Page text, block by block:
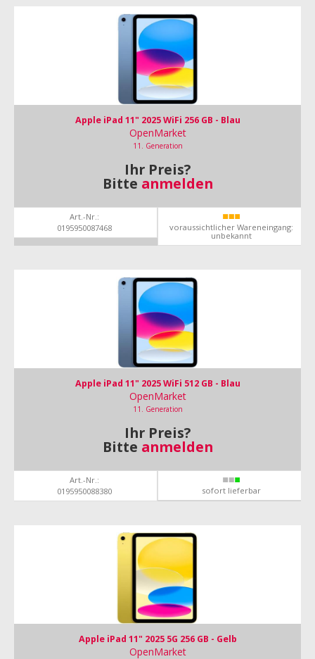
Apple iPad 11" 2025 WiFi 256 GB - Blau
OpenMarket
11. Generation
Ihr Preis?
Bitte anmelden
Art.-Nr.:
0195950087468
voraussichtlicher Wareneingang:
unbekannt
Apple iPad 11" 2025 WiFi 512 GB - Blau
OpenMarket
11. Generation
Ihr Preis?
Bitte anmelden
Art.-Nr.:
0195950088380
sofort lieferbar
Apple iPad 11" 2025 5G 256 GB - Gelb
OpenMarket